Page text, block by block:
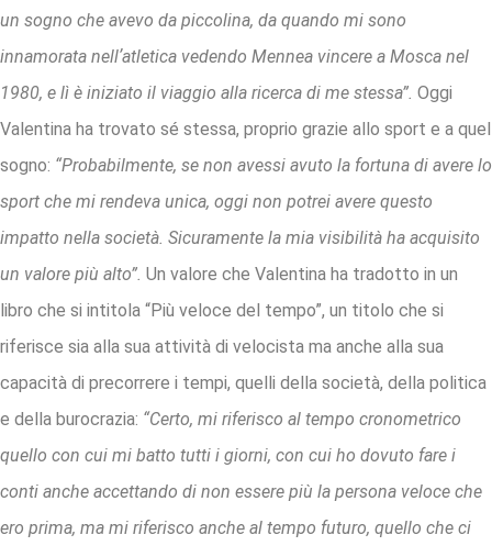
un sogno che avevo da piccolina, da quando mi sono
innamorata nellʼatletica vedendo Mennea vincere a Mosca nel
1980, e lì è iniziato il viaggio alla ricerca di me stessa”. Oggi
Valentina ha trovato sé stessa, proprio grazie allo sport e a quel
sogno: “Probabilmente, se non avessi avuto la fortuna di avere lo
sport che mi rendeva unica, oggi non potrei avere questo
impatto nella società. Sicuramente la mia visibilità ha acquisito
un valore più alto”. Un valore che Valentina ha tradotto in un
libro che si intitola “Più veloce del tempo”, un titolo che si
riferisce sia alla sua attività di velocista ma anche alla sua
capacità di precorrere i tempi, quelli della società, della politica
e della burocrazia: “Certo, mi riferisco al tempo cronometrico
quello con cui mi batto tutti i giorni, con cui ho dovuto fare i
conti anche accettando di non essere più la persona veloce che
ero prima, ma mi riferisco anche al tempo futuro, quello che ci